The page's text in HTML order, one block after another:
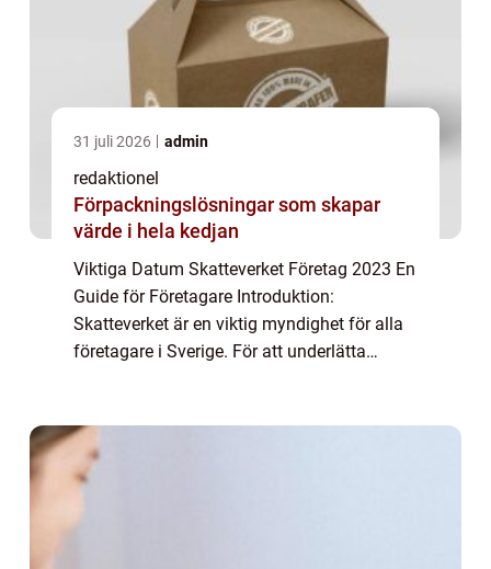
31 juli 2026 admin
redaktionel
Förpackningslösningar som skapar
värde i hela kedjan
Viktiga Datum Skatteverket Företag 2023 En
Guide för Företagare Introduktion:
Skatteverket är en viktig myndighet för alla
företagare i Sverige. För att underlätta
fa...